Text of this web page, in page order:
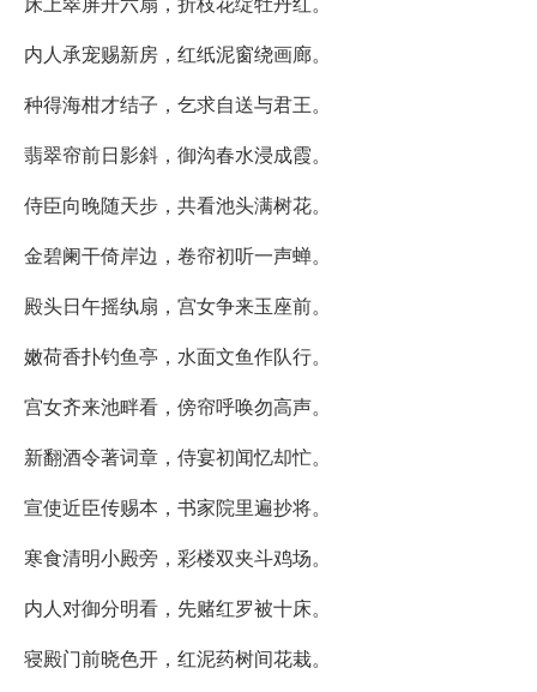
内人承宠赐新房，红纸泥窗绕画廊。
种得海柑才结子，乞求自送与君王。
翡翠帘前日影斜，御沟春水浸成霞。
侍臣向晚随天步，共看池头满树花。
金碧阑干倚岸边，卷帘初听一声蝉。
殿头日午摇纨扇，宫女争来玉座前。
嫩荷香扑钓鱼亭，水面文鱼作队行。
宫女齐来池畔看，傍帘呼唤勿高声。
新翻酒令著词章，侍宴初闻忆却忙。
宣使近臣传赐本，书家院里遍抄将。
寒食清明小殿旁，彩楼双夹斗鸡场。
内人对御分明看，先赌红罗被十床。
寝殿门前晓色开，红泥药树间花栽。